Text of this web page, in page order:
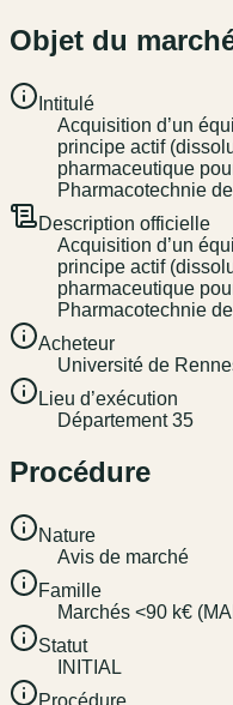
Objet du
Intitulé
Acquisition d’un
principe actif
pharmaceutique
Pharmacotechnie
Description officielle
Acquisition d’un
principe actif
pharmaceutique
Pharmacotechnie
Acheteur
Université de
Lieu d’exécution
Département 35
Procédure
Nature
Avis de marché
Famille
Marchés <90 k€
Statut
INITIAL
Procédure